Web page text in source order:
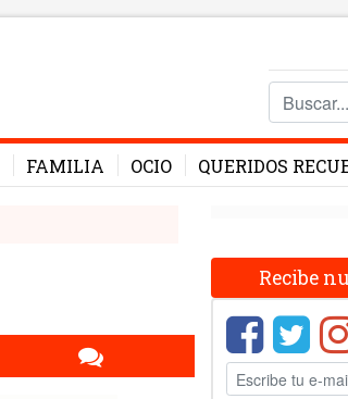
FAMILIA OCIO QUERIDOS
Recibe